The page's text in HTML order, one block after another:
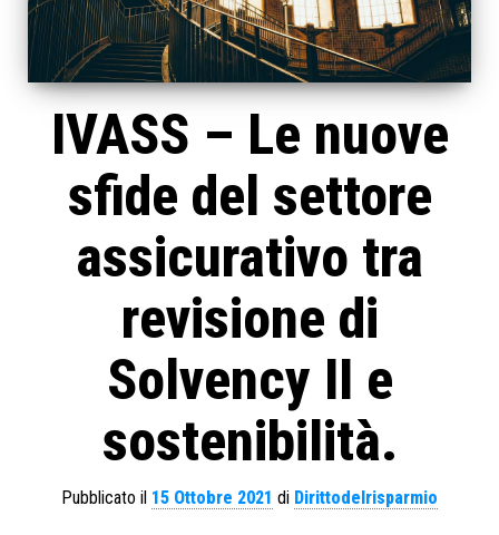
IVASS – Le nuove
sfide del settore
assicurativo tra
revisione di
Solvency II e
sostenibilità.
Pubblicato il 15 Ottobre 2021 di Dirittodelrisparmio